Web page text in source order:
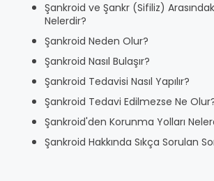
Şankroid ve Şankr (Sifiliz)
Nelerdir?
Şankroid Neden Olur?
Şankroid Nasıl Bulaşır?
Şankroid Tedavisi Nasıl Yapılır?
Şankroid Tedavi Edilmezse Ne
Şankroid'den Korunma Yolları
Şankroid Hakkında Sıkça Sorulan